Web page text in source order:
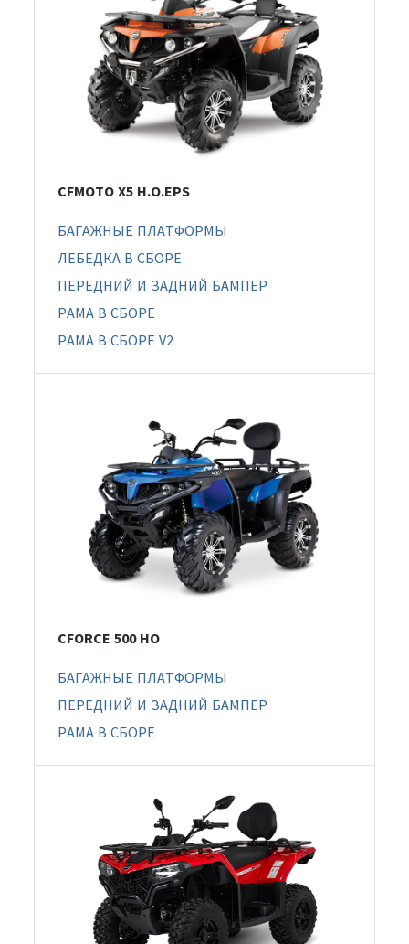
CFMOTO X5 H.O.EPS
БАГАЖНЫЕ ПЛАТФОРМЫ
ЛЕБЕДКА В СБОРЕ
ПЕРЕДНИЙ И ЗАДНИЙ БАМПЕР
РАМА В СБОРЕ
РАМА В СБОРЕ V2
CFORCE 500 HO
БАГАЖНЫЕ ПЛАТФОРМЫ
ПЕРЕДНИЙ И ЗАДНИЙ БАМПЕР
РАМА В СБОРЕ